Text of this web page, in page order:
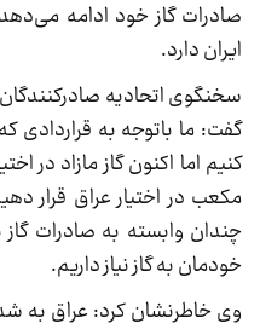
صادرات گاز خود ادامه
ایران دارد.
سخنگوی اتحادیه
گفت: ما باتوجه به قراردادی
مکعب در اختیار عراق قرار
چندان وابسته به صادرات
خودمان به گاز نیاز داریم.
وی خاطرنشان کرد: عراق به